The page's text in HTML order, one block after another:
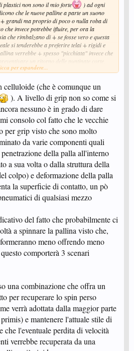
plastici non sono il mio forte
) ad ogni
che le nuove palline a parte un suono
+ grandi ma proprio di poco o nulla roba di
che invece potrebbe ifluire, per ora la
che rimbalzano di + se fosse vero e questa
si tenderebbe a preferire telai + rigidi e
verrebbe + spesso "picchiata" invece che
un ritorno delle puntinate corte,
po' campata in aria se il il rimbalzo è
aspettare di provarle, anche il grip delle
fosse + scivoloso della cellulosa quindi chi
per espandere...
(che è comunque un
). A livello di grip non so come si
nessuno è in grado di dare
consolo col fatto che le vecchie
per grip visto che sono molto
da varie componenti quali
della palla all'interno
a sua volta o dalla struttura della
colpo) e deformazione della palla
la superficie di contatto, un pò
di qualsiasi mezzo
del fatto che probabilmente ci
a spinnare la pallina visto che,
meno offrendo meno
comporterà 3 scenari
una combinazione che offra un
per recuperare lo spin perso
verrà adottata dalla maggior parte
e mantenere l'attuale stile di
che l'eventuale perdita di velocità
verrebbe recuperata da una